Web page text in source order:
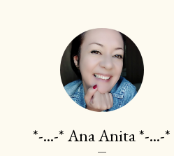
*-...-* Ana Anita *-...-*